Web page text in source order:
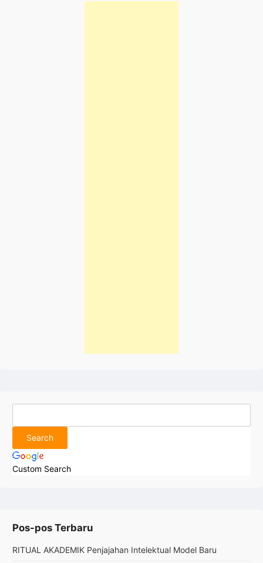
Custom Search
Pos-pos Terbaru
RITUAL AKADEMIK Penjajahan Intelektual Model Baru